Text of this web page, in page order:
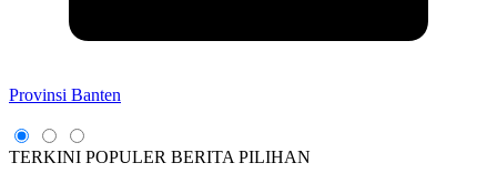
Provinsi Banten
TERKINI POPULER BERITA PILIHAN